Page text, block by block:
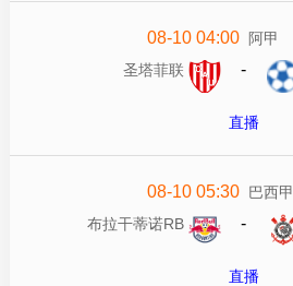
08-10 04:00
阿甲
圣塔菲联
-
直播
08-10 05:30 巴西甲
布拉干蒂诺RB
-
直播